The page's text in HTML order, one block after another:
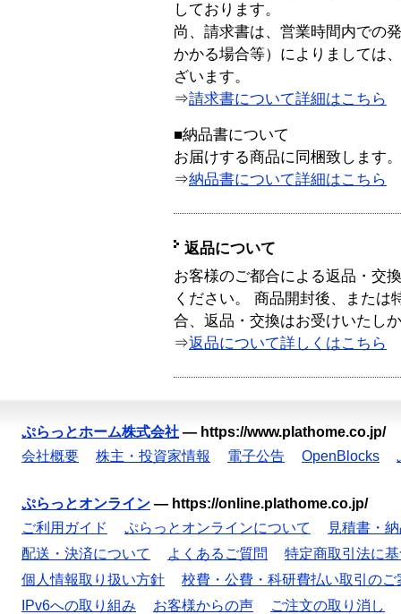
しております。
尚、請求書は、営業時間内での
かかる場合等）によりましては
ざいます。
⇒請求書について詳細はこちら
■納品書について
お届けする商品に同梱致します。
⇒納品書について詳細はこちら
返品について
お客様のご都合による返品・交
ください。 商品開封後、または
合、返品・交換はお受けいたし
⇒返品について詳しくはこちら
ぷらっとホーム株式会社 — https://www.plathome.co.jp/
会社概要
株主・投資家情報 電子公告 OpenBlocks
ぷらっとオンライン — https://online.plathome.co.jp/
ご利用ガイド
ぷらっとオンラインについて
見積書・
配送・決済について
よくあるご質問
特定商取引法に
個人情報取り扱い方針
校費・公費・科研費払い取引のご
IPv6への取り組み
お客様からの声 ご注文の取り消し